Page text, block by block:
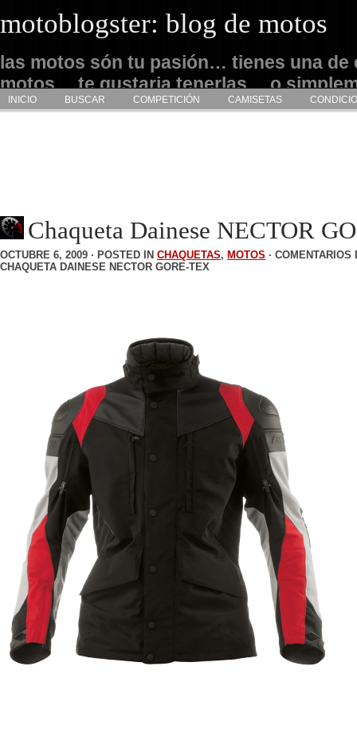
motoblogster: blog de motos
las motos són tu pasión… tienes una de
motos… te gustaria tenerlas… o
admirarlas… este es tu sitio
INICIO BUSCAR COMPETICIÓN CAMISETAS
Chaqueta Dainese NECTOR
OCTUBRE 6, 2009 · POSTED IN CHAQUETAS, MOTOS · COMENTARIOS
CHAQUETA DAINESE NECTOR GORE-TEX